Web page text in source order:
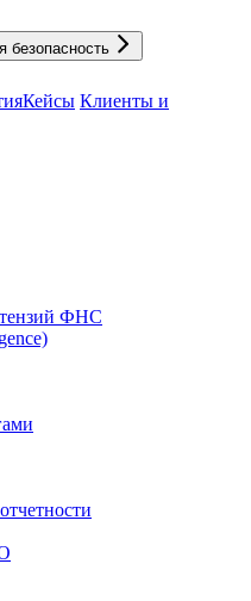
безопасность
Кейсы Клиенты и
ФНС